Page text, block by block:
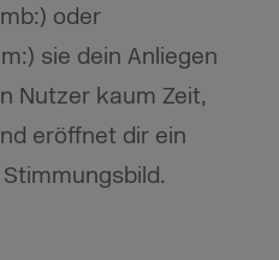
oder
sie dein Anliegen
Nutzer kaum Zeit,
eröffnet dir ein